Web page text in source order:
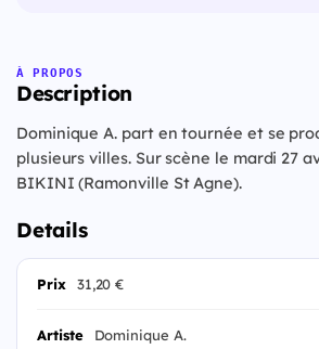
À PROPOS
Description
Dominique A. part en tournée et se
plusieurs villes. Sur scène le mardi 27
BIKINI (Ramonville St Agne).
Details
Prix 31,20 €
Artiste Dominique A.